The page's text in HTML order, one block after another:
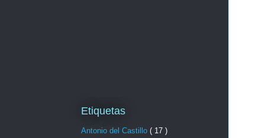
Etiquetas
Antonio del Castillo ( 17 )